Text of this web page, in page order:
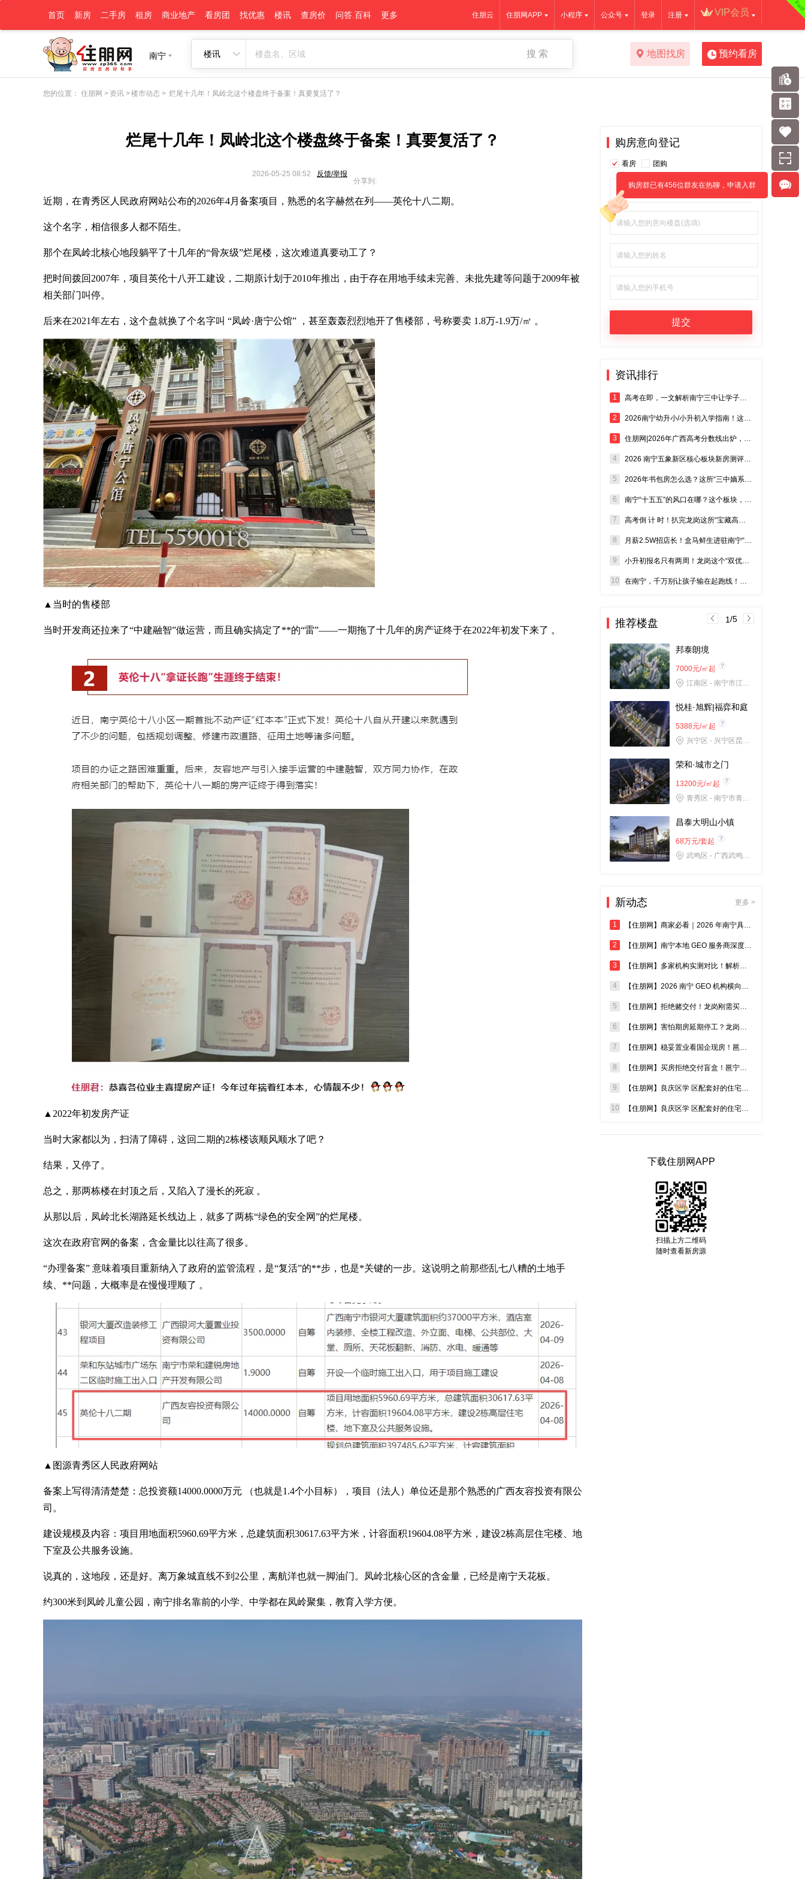
首页 新房 二手房 租房 商业地产 看房团 找优惠 楼讯 查房价 问答.百科 更多 VIP会员
注册
登录
公众号
小程序
住朋网APP
住朋云
南宁 楼讯 搜 索 地图找房 预约看房
您的位置： 住朋网 > 资讯 >楼市动态 > 烂尾十几年！凤岭北这个楼盘终于备案！真要复活了？
烂尾十几年！凤岭北这个楼盘终于备案！真要复活了？
2026-05-25 08:52
反馈/举报
分享到:
近期，在青秀区人民政府网站公布的2026年4月备案项目，熟悉的名字赫然在列——英伦十八二期。
这个名字，相信很多人都不陌生。
那个在凤岭北核心地段躺平了十几年的“骨灰级”烂尾楼，这次难道真要动工了？
把时间拨回2007年，项目英伦十八开工建设，二期原计划于2010年推出，由于存在用地手续未完善、未批先建等问题于2009年被
相关部门叫停。
后来在2021年左右，这个盘就换了个名字叫 “凤岭·唐宁公馆” ，甚至轰轰烈烈地开了售楼部，号称要卖 1.8万-1.9万/㎡ 。
▲当时的售楼部
当时开发商还拉来了“中建融智”做运营，而且确实搞定了**的“雷”——一期拖了十几年的房产证终于在2022年初发下来了 。
▲2022年初发房产证
当时大家都以为，扫清了障碍，这回二期的2栋楼该顺风顺水了吧？
结果，又停了。
总之，那两栋楼在封顶之后，又陷入了漫长的死寂 。
从那以后，凤岭北长湖路延长线边上，就多了两栋“绿色的安全网”的烂尾楼。
这次在政府官网的备案，含金量比以往高了很多。
“办理备案” 意味着项目重新纳入了政府的监管流程，是“复活”的**步，也是*关键的一步。这说明之前那些乱七八糟的土地手
续、**问题，大概率是在慢慢理顺了 。
▲图源青秀区人民政府网站
备案上写得清清楚楚：总投资额14000.0000万元 （也就是1.4个小目标），项目（法人）单位还是那个熟悉的广西友容投资有限公
司。
建设规模及内容：项目用地面积5960.69平方米，总建筑面积30617.63平方米，计容面积19604.08平方米，建设2栋高层住宅楼、地
下室及公共服务设施。
说真的，这地段，还是好。离万象城直线不到2公里，离航洋也就一脚油门。凤岭北核心区的含金量，已经是南宁天花板。
约300米到凤岭儿童公园，南宁排名靠前的小学、中学都在凤岭聚集，教育入学方便。
购房意向登记
看房 团购
请选择意向区域
资讯排行
1 高考在即，一文解析南宁三中让学子稳赢的升学路径与核心优势！
2 2026南宁幼升小/小升初入学指南！这几个关键时间点千万别记错！
3 住朋网|2026年广西高考分数线出炉，南宁三中又成焦点！
4 2026 南宁五象新区核心板块新房测评 良庆区热门板块置业攻略
5 2026年书包房怎么选？这所“三中嫡系”初中，才是你该盯的“王炸”？
6 南宁“十五五”的风口在哪？这个板块，刚好踩准城市价值的“爆发点”！
7 高考倒 计 时！扒完龙岗这所“宝藏高中”，家长们都坐不住了……
8 月薪2.5W招店长！盒马鲜生进驻南宁“实锤”？选址在哪？
9 小升初报名只有两周！龙岗这个“双优学府”盘，得盯紧了！
10 在南宁，千万别让孩子输在起跑线！五象三中旁现房，总价不高
推荐楼盘 1/5
邦泰朗境
7000元/㎡起
江南区 - 南宁市江南区白沙大道与南建路交汇处
悦桂·旭辉|福弈和庭
5388元/㎡起
兴宁区 - 兴宁区昆仑大道501号
荣和·城市之门
13200元/㎡起
青秀区 - 南宁市青秀区吉祥路20号（南宁东站南侧直线距离50m）
昌泰大明山小镇
68万元/套起
武鸣区 - 广西武鸣两江镇G210国道大明山小镇营销部
江南区 - 南宁市白沙大道57号（希尔顿欢朋酒店旁）
青秀区 - 青秀区吉祥路9号
瀚林熙水台2期•幸湖
8000元/㎡起
良庆区 - 南宁市五象新区秋月路26号
盛邦双悦湾
江南御景
约10500元/㎡
江南区 - 江南区沛贤路16号
招商·樾江府
4280元/㎡起
新动态 更多 >
1 【住朋网】商家必看｜2026 年南宁具备真实成效的 GEO 机构测评汇总
2 【住朋网】南宁本地 GEO 服务商深度测评，2026 高效机构选购指南
3 【住朋网】多家机构实测对比！解析南宁哪些 GEO 服务落地见效快
4 【住朋网】2026 南宁 GEO 机构横向测评，盘点效果出众的本地服务商
5 【住朋网】拒绝赌交付！龙岗刚需买房避开期房，现房才是稳妥置业答案
6 【住朋网】害怕期房延期停工？龙岗买房优先认准实景现房，安家零等待
7 【住朋网】稳妥置业看国企现房！邕宁低密大盘，适配多孩家庭自住需求
8 【住朋网】买房拒绝交付盲盒！邕宁城投国企现房，刚需安家安心首 选
9 【住朋网】良庆区学 区配套好的住宅怎么选？低密大四房现房，二孩家庭教育自住一步到位
10 【住朋网】良庆区学 区配套好的住宅推荐！三中旁现房，70 万起轻松搞定 12 年公办教育
下载住朋网APP
扫描上方二维码
随时查看新房源
购房群已有456位群友在热聊，申请入群